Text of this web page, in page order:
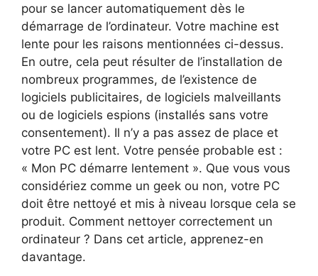
pour se lancer automatiquement dès le
démarrage de l’ordinateur. Votre machine est
lente pour les raisons mentionnées ci-dessus.
En outre, cela peut résulter de l’installation de
nombreux programmes, de l’existence de
logiciels publicitaires, de logiciels malveillants
ou de logiciels espions (installés sans votre
consentement). Il n’y a pas assez de place et
votre PC est lent. Votre pensée probable est :
« Mon PC démarre lentement ». Que vous vous
considériez comme un geek ou non, votre PC
doit être nettoyé et mis à niveau lorsque cela se
produit. Comment nettoyer correctement un
ordinateur ? Dans cet article, apprenez-en
davantage.